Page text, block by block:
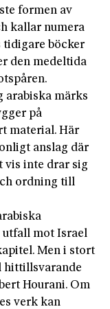
formen av
kallar numera
tidigare böcker
den medeltida
arabiska märks
på
material. Här
anslag där
vis inte drar sig
ordning till
utfall mot Israel
Men i stort
hittillsvarande
Hourani. Om
verk kan